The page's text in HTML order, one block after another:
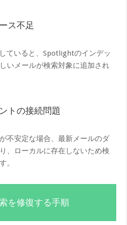
ス不足
ていると、Spotlightのインデッ
いメールが検索対象に追加され
トの接続問題
不安定な場合、最新メールのダ
、ローカルに存在しないため検
。
を修復する手順